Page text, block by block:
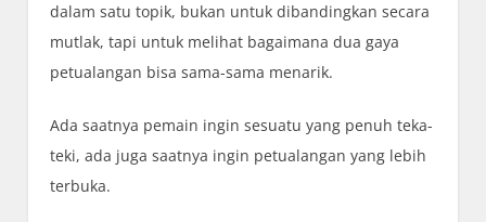
dalam satu topik, bukan untuk dibandingkan secara
mutlak, tapi untuk melihat bagaimana dua gaya
petualangan bisa sama-sama menarik.
Ada saatnya pemain ingin sesuatu yang penuh teka-
teki, ada juga saatnya ingin petualangan yang lebih
terbuka.